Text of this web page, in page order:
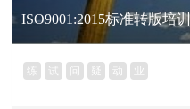
ISO9001:2015标准转版培训
练 试 问 疑 动 业